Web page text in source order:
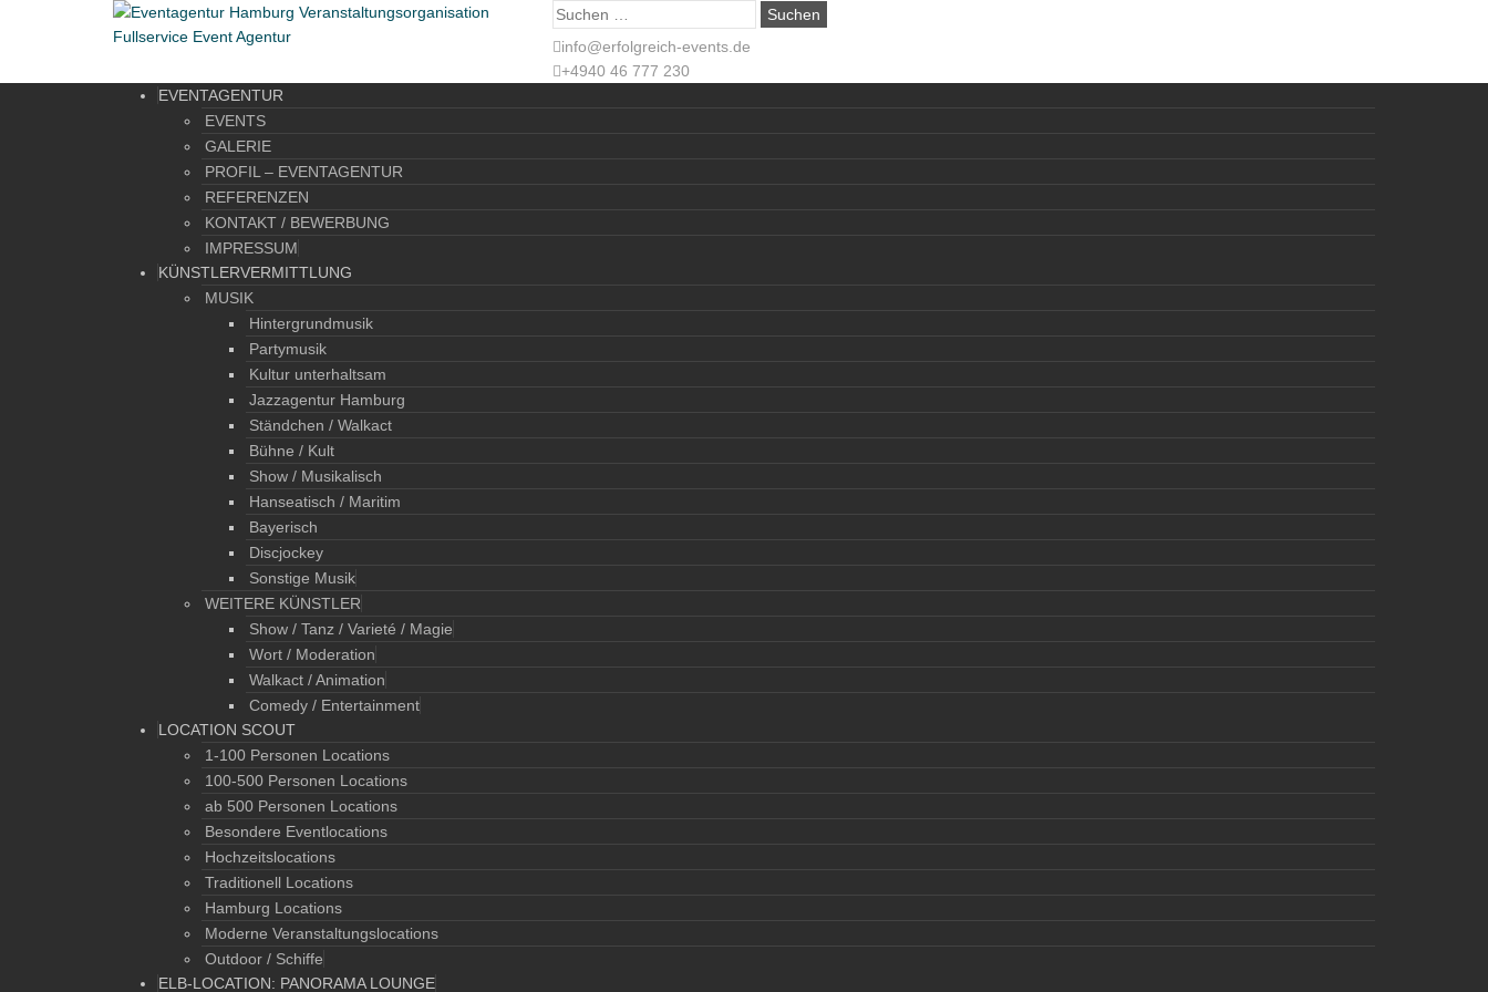
Suche
info@erfolgreich-events.de
+4940 46 777 230
EVENTAGENTUR
EVENTS
GALERIE
PROFIL – EVENTAGENTUR
REFERENZEN
KONTAKT / BEWERBUNG
IMPRESSUM
KÜNSTLERVERMITTLUNG
MUSIK
Hintergrundmusik
Partymusik
Kultur unterhaltsam
Jazzagentur Hamburg
Ständchen / Walkact
Bühne / Kult
Show / Musikalisch
Hanseatisch / Maritim
Bayerisch
Discjockey
Sonstige Musik
WEITERE KÜNSTLER
Show / Tanz / Varieté / Magie
Wort / Moderation
Walkact / Animation
Comedy / Entertainment
LOCATION SCOUT
1-100 Personen Locations
100-500 Personen Locations
ab 500 Personen Locations
Besondere Eventlocations
Hochzeitslocations
Traditionell Locations
Hamburg Locations
Moderne Veranstaltungslocations
Outdoor / Schiffe
ELB-LOCATION: PANORAMA LOUNGE